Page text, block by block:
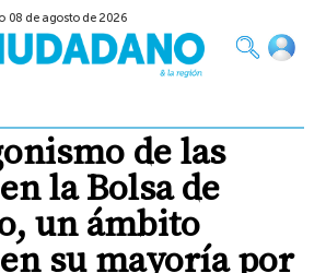
08 de agosto de 2026
de las
la Bolsa de
un ámbito
su mayoría por